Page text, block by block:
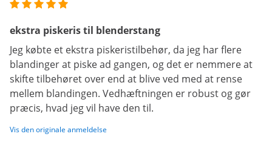
ekstra piskeris til blenderstang
Jeg købte et ekstra piskeristilbehør, da jeg har flere
blandinger at piske ad gangen, og det er nemmere at
skifte tilbehøret over end at blive ved med at rense
mellem blandingen. Vedhæftningen er robust og gør
præcis, hvad jeg vil have den til.
Vis den originale anmeldelse